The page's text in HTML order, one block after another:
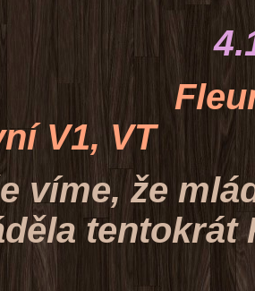
z
V1, VT
víme, že
tentokrát